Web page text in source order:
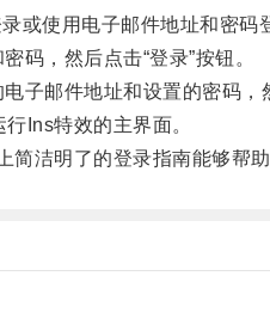
使用电子邮件地址和密码
，然后点击“登录”按钮。
邮件地址和设置的密码，然
Ins特效的主界面。
明了的登录指南能够帮